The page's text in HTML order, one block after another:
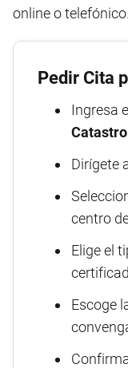
online o telefónico.
Pedir Cita
Ingresa
Catastro
Dirígete
centro
Elige el
Escoge